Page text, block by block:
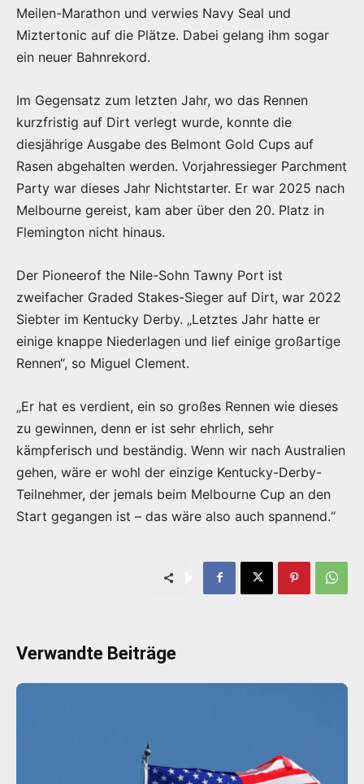
Meilen-Marathon und verwies Navy Seal und
Miztertonic auf die Plätze. Dabei gelang ihm sogar
ein neuer Bahnrekord.
Im Gegensatz zum letzten Jahr, wo das Rennen
kurzfristig auf Dirt verlegt wurde, konnte die
diesjährige Ausgabe des Belmont Gold Cups auf
Rasen abgehalten werden. Vorjahressieger Parchment
Party war dieses Jahr Nichtstarter. Er war 2025 nach
Melbourne gereist, kam aber über den 20. Platz in
Flemington nicht hinaus.
Der Pioneerof the Nile-Sohn Tawny Port ist
zweifacher Graded Stakes-Sieger auf Dirt, war 2022
Siebter im Kentucky Derby. „Letztes Jahr hatte er
einige knappe Niederlagen und lief einige großartige
Rennen“, so Miguel Clement.
„Er hat es verdient, ein so großes Rennen wie dieses
zu gewinnen, denn er ist sehr ehrlich, sehr
kämpferisch und beständig. Wenn wir nach Australien
gehen, wäre er wohl der einzige Kentucky-Derby-
Teilnehmer, der jemals beim Melbourne Cup an den
Start gegangen ist – das wäre also auch spannend.“
Verwandte Beiträge